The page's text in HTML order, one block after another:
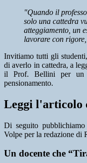
"Quando il
solo una cattedra
atteggiamento, un
lavorare con
Invitiamo tutti gli
di averlo in cattedra, a
il Prof. Bellini per un
pensionamento.
Leggi l'articolo
Di seguito
Volpe per la redazione di
Un docente che